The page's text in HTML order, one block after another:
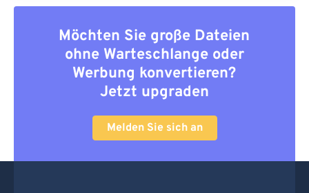
Möchten Sie große Dateien
ohne Warteschlange oder
Werbung konvertieren?
Jetzt upgraden
Melden Sie sich an